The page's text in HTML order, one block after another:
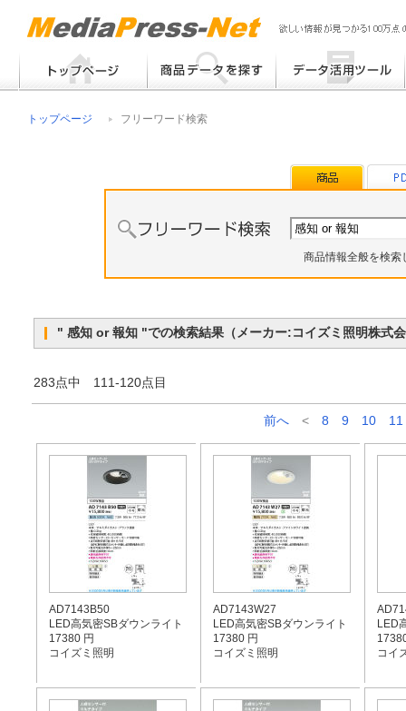
メーカー別検索
トップページ フリーワード検索
商品情報全般を検索
" 感知 or 報知 "での検索結果（メーカー:コイズミ照明株
283点中 111-120点目
前へ < 8 9 10 11
AD7143B50
LED高気密SBダウンライト
17380 円
コイズミ照明
AD7143W27
LED高気密SBダウンライト
17380 円
コイズミ照明
LED
コイ